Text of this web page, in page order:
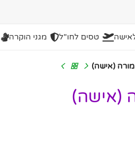
טסים לחו"ל מגני הוקרה
(אישה)
(אישה)